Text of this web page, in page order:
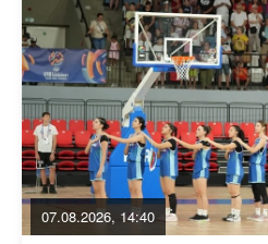
07.08.2026, 14:40